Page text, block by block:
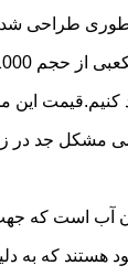
طراحی شده
و دوجداره در قالب های روش
کنیم.قیمت این
جد در
آب است که
هستند که به